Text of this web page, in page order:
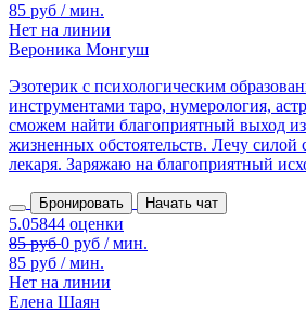
85 руб / мин.
Нет на линии
Вероника Монгуш
Эзотерик с психологическим
инструментами таро, нумерология,
сможем найти благоприятный выход
жизненных обстоятельств. Лечу силой
лекаря. Заряжаю на благоприятный
Бронировать Начать чат
85 руб / мин.
Нет на линии
Елена Шаян